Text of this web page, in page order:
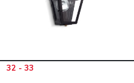
32 - 33